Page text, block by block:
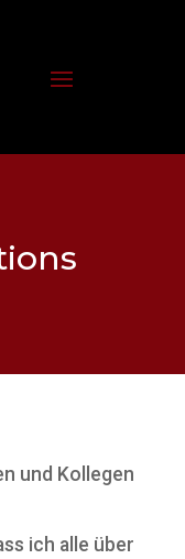
und Kollegen
ich alle über